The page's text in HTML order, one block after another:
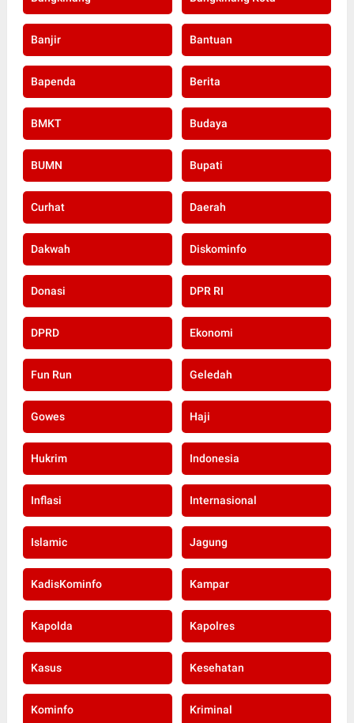
Banjir Bantuan
Bapenda Berita
BMKT Budaya
BUMN Bupati
Curhat Daerah
Dakwah Diskominfo
Donasi DPR RI
DPRD Ekonomi
Fun Run Geledah
Gowes Haji
Hukrim Indonesia
Inflasi Internasional
Islamic Jagung
KadisKominfo Kampar
Kapolda Kapolres
Kasus Kesehatan
Kominfo Kriminal